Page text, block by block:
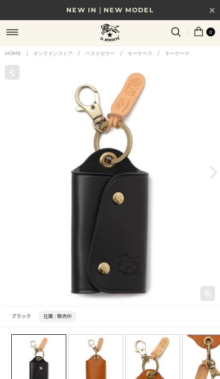
NEW IN｜NEW MODEL
8/17(月)10時まで｜税込11,000円以上で送料無料
贈る相手やシーンから選べる、新しいギフトガイド
0
HOME | オンラインストア / ベストセラー / キーケース / キーケース
ブラック 在庫 : 販売中